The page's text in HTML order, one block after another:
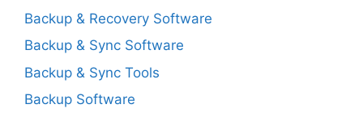
Backup & Recovery Software
Backup & Sync Software
Backup & Sync Tools
Backup Software